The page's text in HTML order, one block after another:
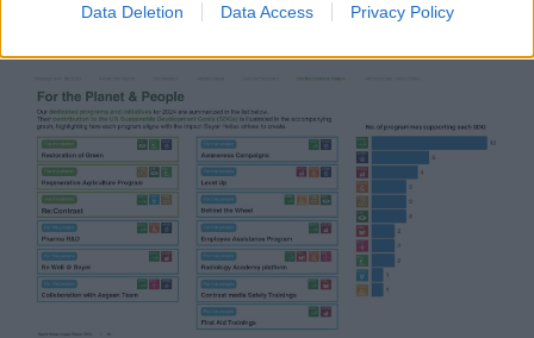
Data Deletion Data Access Privacy Policy
από 3,5 εκατομμύρια πολίτες.